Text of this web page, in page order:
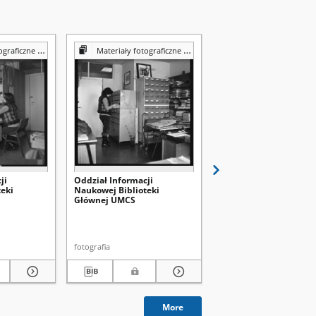
Biblioteki UMCS Materiały fotograficzne z Pracowni Reprografii Biblioteki UMCS
Oddział Informacji
Naukowej Biblioteki
Głównej UMCS
fotografia
More